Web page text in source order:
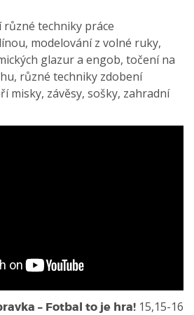
různé techniky práce
modelování z volné ruky,
glazur a engob, točení na
různé techniky zdobení
misky, závěsy, sošky, zahradní
– Fotbal to je hra! 15,15-16